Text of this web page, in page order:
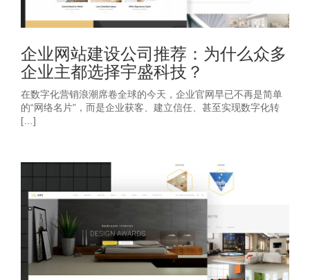
企业网站建设公司推荐：为什么众多
企业主都选择宇盛科技？
在数字化营销浪潮席卷全球的今天，企业官网早已不再是简单
的“网络名片”，而是企业获客、建立信任、甚至实现数字化转
[…]